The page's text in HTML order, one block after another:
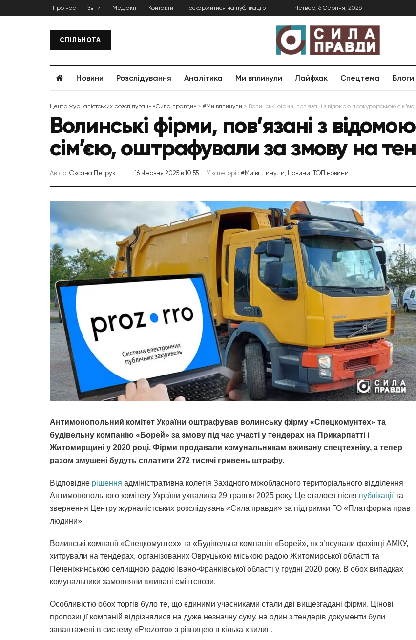
Про нас Звіти Медіакіт Контакти Поскаржитися на публікацію Четвер, 6 Серпня, 2026
СПІЛЬНОТА
Новини Розслідування Аналітика Ми вплинули Лайфхак Спецтема Блоги
Центр журналістських розслідувань «Сила правди» > #Ми вплинули > Волинські фірми, пов’язані з відомою прокурорською
Волинські фірми, пов’язані з
сім’єю, оштрафували за змову на
Автор: Оксана Петрук 16 Червня 2025 в 10:55 У категорії: #Ми вплинули, Новини, ТОП новини
Антимонопольний комітет України оштрафував волинську фірму «Спецкомунтех» та
будівельну компанію «Борей» за змову під час участі у тендерах на Прикарпатті і
Житомирщині у 2020 році. Фірми продавали комунальникам вживану спецтехніку, а тепер
разом змушені будуть сплатити 272 тисячі гривень штрафу.
Відповідне рішення адміністративна колегія Західного міжобласного територіального відділення
Антимонопольного комітету України ухвалила 29 травня 2025 року. Це сталося після публікаціїта
звернення Центру журналістських розслідувань «Сила правди» за підтримки ГО «Платформа прав
людини».
Волинські компанії «Спецкомунтех» та «Будівельна компанія «Борей», як з’ясували фахівці АМКУ,
хитрували на тендерах, організованих Овруцькою міською радою Житомирської області та
Печеніжинською селищною радою Івано-Франківської області у грудні 2020 року. В обох випадках
комунальники замовляли вживані сміттєвози.
Особливістю обох торгів було те, що єдиними учасниками стали дві вищезгадані фірми. Цінові
пропозиції компаній відрізнялися на дуже незначну суму, на один з тендерів документи були
завантажені в систему «Prozorro» з різницею в кілька хвилин.